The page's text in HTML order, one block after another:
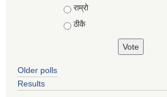
राम्रो
ठीकै
Older polls
Results